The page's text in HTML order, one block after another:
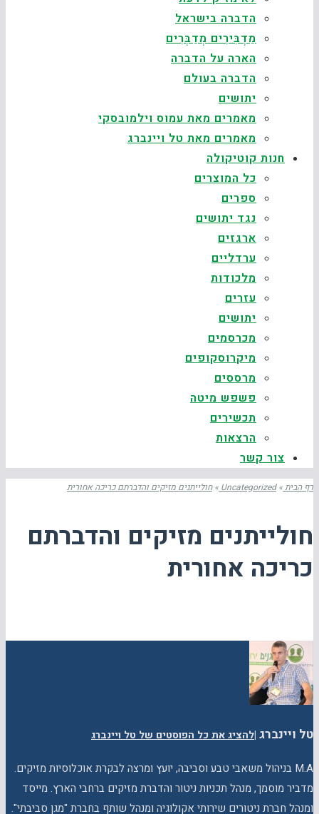
הדברה בישראל
מַדְבִּירִים מְדַבְּרִים
הארה על הדברה
הדברה בעולם
יתושים
מאמרים מאת עמוס וילמובסקי
מאמרים מאת טל ויינברג
חנות קוטיקולה
כל המוצרים
ספרים
נגד יתושים
ארגזים
ערדליים
מלכודות
עזרים
יתושים
מכרסמים
מיקרוסקופים
מרססים
פשפש מיטה
תכשירים
הרצאות
צור קשר
דף הבית»
Uncategorized
» חולייתנים מזיקים והדברתם כריכה אחורית
חולייתנים מזיקים והדברתם
כריכה אחורית
טל ויינברג |להציג את כל הפוסטים של טל ויינברג
M.A בניהול משאבי טבע וסביבה, יועץ ומרצה לבקרת אוכלוסיות מזיקים.
מדביר מוסמך, מנהל תכניות ניטור והדברת מזיקים ברחבי הארץ. מייסד
ומנהל חברת ניטורים שירותי אקולוגיה ומנהל שותף בחברת "מגן סביבתי".